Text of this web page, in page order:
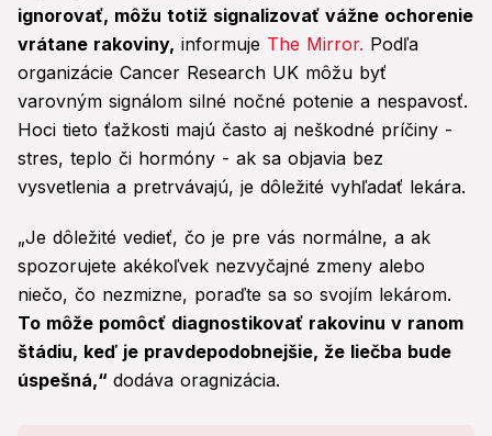
ignorovať, môžu totiž signalizovať vážne ochorenie
vrátane rakoviny, informuje The Mirror. Podľa
organizácie Cancer Research UK môžu byť
varovným signálom silné nočné potenie a nespavosť.
Hoci tieto ťažkosti majú často aj neškodné príčiny -
stres, teplo či hormóny - ak sa objavia bez
vysvetlenia a pretrvávajú, je dôležité vyhľadať lekára.
„Je dôležité vedieť, čo je pre vás normálne, a ak
spozorujete akékoľvek nezvyčajné zmeny alebo
niečo, čo nezmizne, poraďte sa so svojím lekárom.
To môže pomôcť diagnostikovať rakovinu v ranom
štádiu, keď je pravdepodobnejšie, že liečba bude
úspešná,“ dodáva oragnizácia.